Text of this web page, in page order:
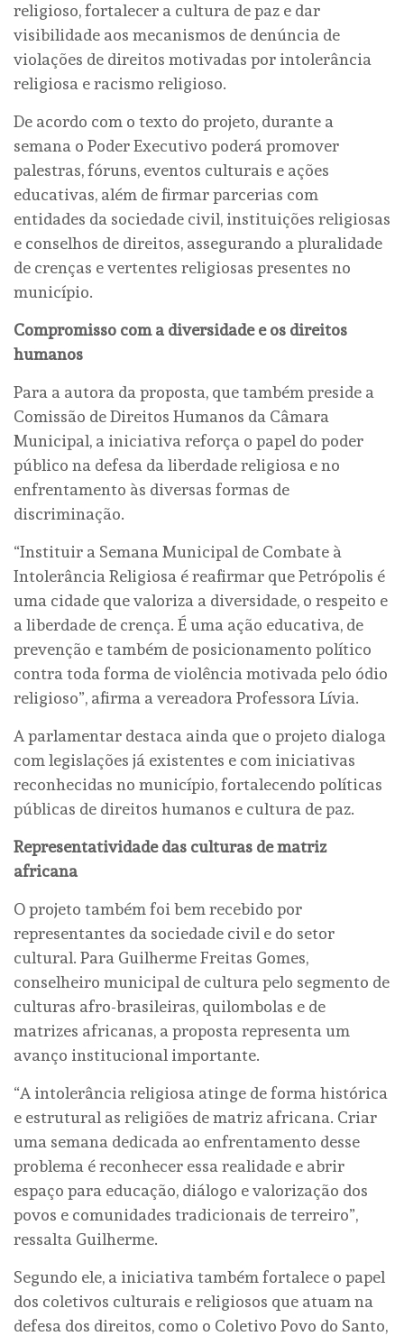
religioso, fortalecer a cultura de paz e dar
visibilidade aos mecanismos de denúncia de
violações de direitos motivadas por intolerância
religiosa e racismo religioso.
De acordo com o texto do projeto, durante a
semana o Poder Executivo poderá promover
palestras, fóruns, eventos culturais e ações
educativas, além de firmar parcerias com
entidades da sociedade civil, instituições religiosas
e conselhos de direitos, assegurando a pluralidade
de crenças e vertentes religiosas presentes no
município.
Compromisso com a diversidade e os direitos
humanos
Para a autora da proposta, que também preside a
Comissão de Direitos Humanos da Câmara
Municipal, a iniciativa reforça o papel do poder
público na defesa da liberdade religiosa e no
enfrentamento às diversas formas de
discriminação.
“Instituir a Semana Municipal de Combate à
Intolerância Religiosa é reafirmar que Petrópolis é
uma cidade que valoriza a diversidade, o respeito e
a liberdade de crença. É uma ação educativa, de
prevenção e também de posicionamento político
contra toda forma de violência motivada pelo ódio
religioso”, afirma a vereadora Professora Lívia.
A parlamentar destaca ainda que o projeto dialoga
com legislações já existentes e com iniciativas
reconhecidas no município, fortalecendo políticas
públicas de direitos humanos e cultura de paz.
Representatividade das culturas de matriz
africana
O projeto também foi bem recebido por
representantes da sociedade civil e do setor
cultural. Para Guilherme Freitas Gomes,
conselheiro municipal de cultura pelo segmento de
culturas afro-brasileiras, quilombolas e de
matrizes africanas, a proposta representa um
avanço institucional importante.
“A intolerância religiosa atinge de forma histórica
e estrutural as religiões de matriz africana. Criar
uma semana dedicada ao enfrentamento desse
problema é reconhecer essa realidade e abrir
espaço para educação, diálogo e valorização dos
povos e comunidades tradicionais de terreiro”,
ressalta Guilherme.
Segundo ele, a iniciativa também fortalece o papel
dos coletivos culturais e religiosos que atuam na
defesa dos direitos, como o Coletivo Povo do Santo,